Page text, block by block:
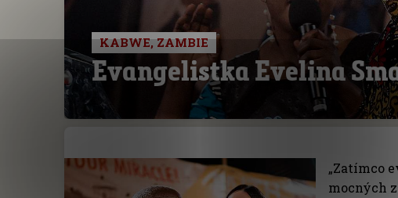
KABWE, ZAMBIE
Evangelistka Evelina
„Zatímco
mocných